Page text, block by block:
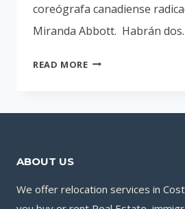
coreógrafa canadiense
Miranda Abbott. Habrán
READ MOREDUST
DE
4
ABOUT US
We offer relocation services in